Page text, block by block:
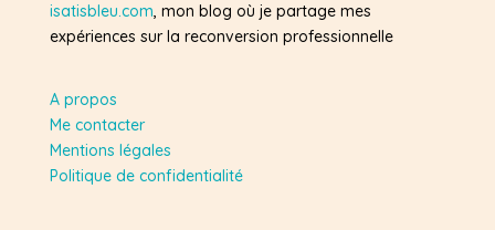
isatisbleu.com, mon blog où je partage mes
expériences sur la reconversion professionnelle
A propos
Me contacter
Mentions légales
Politique de confidentialité